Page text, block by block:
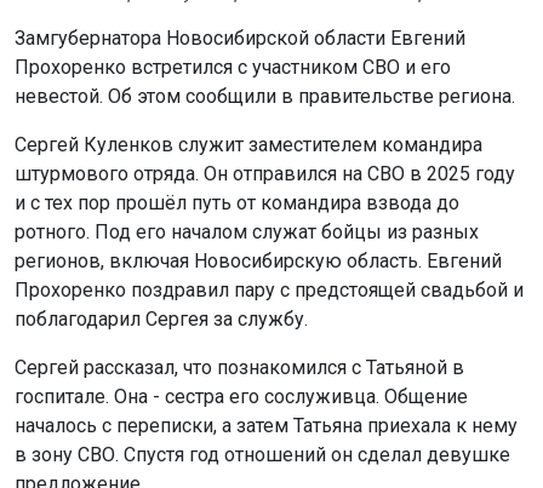
Замгубернатора Новосибирской области Евгений
Прохоренко встретился с участником СВО и его
невестой. Об этом сообщили в правительстве региона.
Сергей Куленков служит заместителем командира
штурмового отряда. Он отправился на СВО в 2025 году
и с тех пор прошёл путь от командира взвода до
ротного. Под его началом служат бойцы из разных
регионов, включая Новосибирскую область. Евгений
Прохоренко поздравил пару с предстоящей свадьбой и
поблагодарил Сергея за службу.
Сергей рассказал, что познакомился с Татьяной в
госпитале. Она - сестра его сослуживца. Общение
началось с переписки, а затем Татьяна приехала к нему
в зону СВО. Спустя год отношений он сделал девушке
предложение.